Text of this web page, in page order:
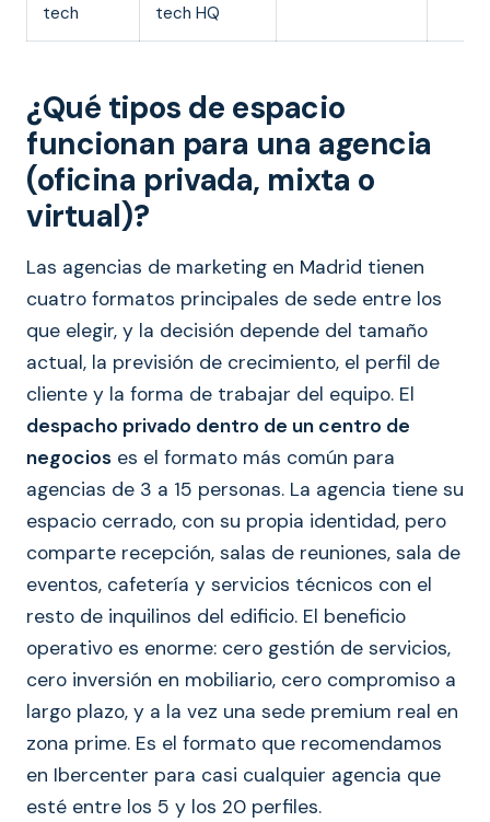
tech
tech HQ
¿Qué tipos de espacio
funcionan para una agencia
(oficina privada, mixta o
virtual)?
Las agencias de marketing en Madrid tienen
cuatro formatos principales de sede entre los
que elegir, y la decisión depende del tamaño
actual, la previsión de crecimiento, el perfil de
cliente y la forma de trabajar del equipo. El
despacho privado dentro de un centro de
negocios es el formato más común para
agencias de 3 a 15 personas. La agencia tiene su
espacio cerrado, con su propia identidad, pero
comparte recepción, salas de reuniones, sala de
eventos, cafetería y servicios técnicos con el
resto de inquilinos del edificio. El beneficio
operativo es enorme: cero gestión de servicios,
cero inversión en mobiliario, cero compromiso a
largo plazo, y a la vez una sede premium real en
zona prime. Es el formato que recomendamos
en Ibercenter para casi cualquier agencia que
esté entre los 5 y los 20 perfiles.